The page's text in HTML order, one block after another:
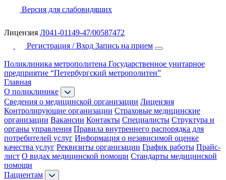
Версия для слабовидящих
Лицензия Л041-01149-47/00587472
Регистрация / Вход Запись на прием
Поликлиника метрополитена Государственное унитарное
предприятие “Петербургский метрополитен”
Главная
О поликлинике
Сведения о медицинской организации Лицензия
Контролирующие организации Страховые медицинские
организации Вакансии Контакты Специалисты Структура и
органы управления Правила внутреннего распорядка для
потребителей услуг Информация о независимой оценке
качества услуг Реквизиты организации График работы Прайс-
лист О видах медицинской помощи Стандарты медицинской
помощи
Пациентам